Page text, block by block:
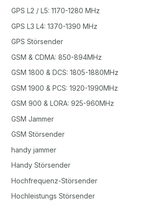
GPS L2 / L5: 1170-1280 MHz
GPS L3 L4: 1370-1390 MHz
GPS Störsender
GSM & CDMA: 850-894MHz
GSM 1800 & DCS: 1805-1880MHz
GSM 1900 & PCS: 1920-1990MHz
GSM 900 & LORA: 925-960MHz
GSM Jammer
GSM Störsender
handy jammer
Handy Störsender
Hochfrequenz-Störsender
Hochleistungs Störsender